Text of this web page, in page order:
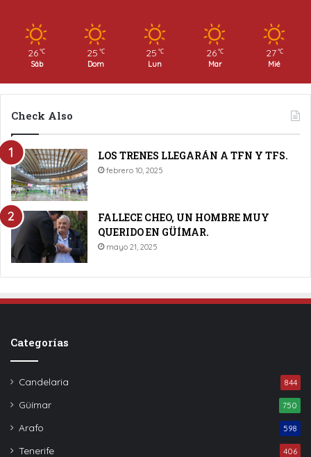
26 ℃
Sáb
25 ℃
Dom
25 ℃
Lun
26 ℃
Mar
27 ℃
Mié
Check Also
LOS TRENES LLEGARÁN A TFN Y TFS.
febrero 10, 2025
FALLECE CHEO, UN HOMBRE MUY
QUERIDO EN GÜÍMAR.
mayo 21, 2025
Categorías
Candelaria 844
Güímar 750
Arafo 598
Tenerife 406